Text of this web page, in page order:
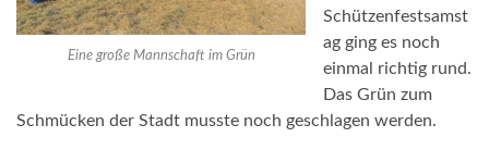
Eine große Mannschaft im Grün
Schützenfestsamst
ag ging es noch
einmal richtig rund.
Das Grün zum
Schmücken der Stadt musste noch geschlagen werden.